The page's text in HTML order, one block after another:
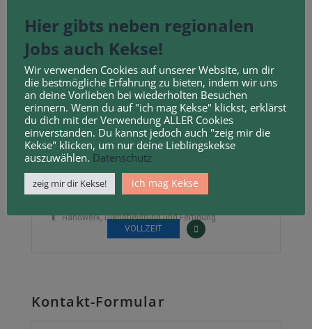
Aktive
Stellenausschreibungen von
Elektrotechnik Jahn GmbH
Mobilfunkmonteur
Handwerk, Dienstleistung und Fertigung
VOLLZEIT
Kontakt-Formular
Hier gibts neben regionalen
Jobs auch Kekse!
Wir verwenden Cookies auf unserer Website, um dir
die bestmögliche Erfahrung zu bieten, indem wir uns
an deine Vorlieben bei wiederholten Besuchen
erinnern. Wenn du auf "ich mag Kekse" klickst, erklärst
du dich mit der Verwendung ALLER Cookies
einverstanden. Du kannst jedoch auch "zeig mir die
Kekse" klicken, um nur deine Lieblingskekse
auszuwählen. Datenschutz
zeig mir dir Kekse! ich mag Kekse